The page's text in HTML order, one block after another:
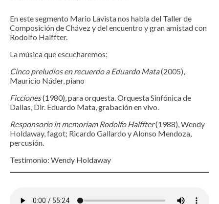
En este segmento Mario Lavista nos habla del Taller de
Composición de Chávez y del encuentro y gran amistad con
Rodolfo Halffter.
La música que escucharemos:
Cinco preludios en recuerdo a Eduardo Mata(2005),
Mauricio Náder, piano
Ficciones(1980), para orquesta. Orquesta Sinfónica de
Dallas, Dir. Eduardo Mata, grabación en vivo.
Responsorio in memoriam Rodolfo Halffter(1988), Wendy
Holdaway, fagot; Ricardo Gallardo y Alonso Mendoza,
percusión.
Testimonio: Wendy Holdaway